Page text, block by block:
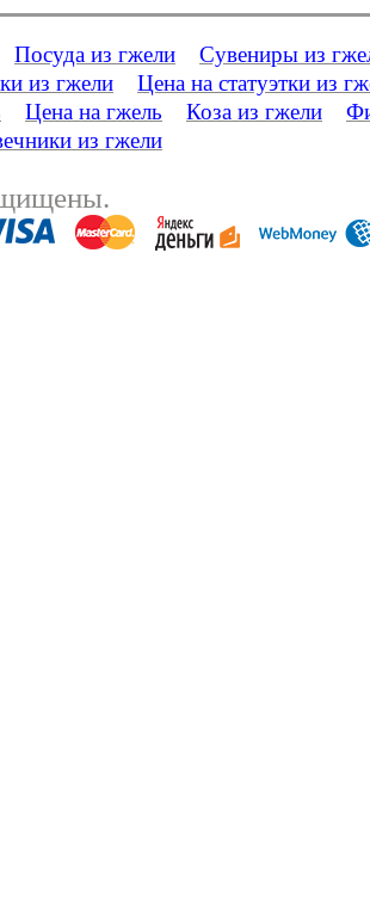
Посуда из гжели
Сувениры из
из гжели
Цена на статуэтки из
Цена на гжель Коза из гжели
из гжели